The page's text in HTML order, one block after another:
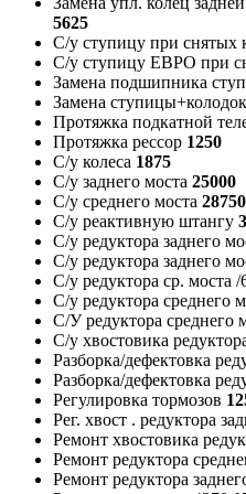
5625
С/у ступицу при снятых
С/у ступицу ЕВРО при
Замена подшипника
Замена
Протяжка подкатной
Протяжка рессор 1250
С/у колеса 1875
С/у заднего моста 25000
С/у среднего моста 28750
С/у реактивную штангу
С/у редуктора заднего
С/у редуктора заднего
С/у редуктора ср. моста /
С/у редуктора среднего
С/У редуктора среднего
С/у хвостовика
Разборка/дефектовка
Разборка/дефектовка
Регулировка тормозов
Рег. хвост . редуктора
Ремонт хвостовика
Ремонт редуктора
Ремонт редуктора